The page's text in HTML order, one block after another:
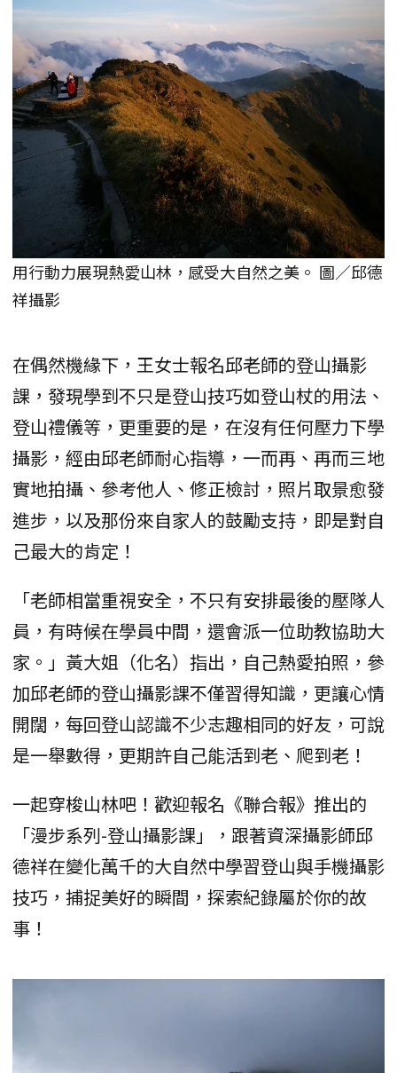
用行動力展現熱愛山林，感受大自然之美。 圖／邱德
祥攝影
在偶然機緣下，王女士報名邱老師的登山攝影
課，發現學到不只是登山技巧如登山杖的用法、
登山禮儀等，更重要的是，在沒有任何壓力下學
攝影，經由邱老師耐心指導，一而再、再而三地
實地拍攝、參考他人、修正檢討，照片取景愈發
進步，以及那份來自家人的鼓勵支持，即是對自
己最大的肯定！
「老師相當重視安全，不只有安排最後的壓隊人
員，有時候在學員中間，還會派一位助教協助大
家。」黃大姐（化名）指出，自己熱愛拍照，參
加邱老師的登山攝影課不僅習得知識，更讓心情
開闊，每回登山認識不少志趣相同的好友，可說
是一舉數得，更期許自己能活到老、爬到老！
一起穿梭山林吧！歡迎報名《聯合報》推出的
「漫步系列-登山攝影課」，跟著資深攝影師邱
德祥在變化萬千的大自然中學習登山與手機攝影
技巧，捕捉美好的瞬間，探索紀錄屬於你的故
事！